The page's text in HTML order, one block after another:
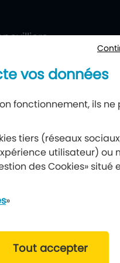
92230 Gennevilliers
d’information
vos données
fonctionnement, ils ne
tiers (réseaux
utilisateur) ou
des Cookies» situé
»
Tout accepter